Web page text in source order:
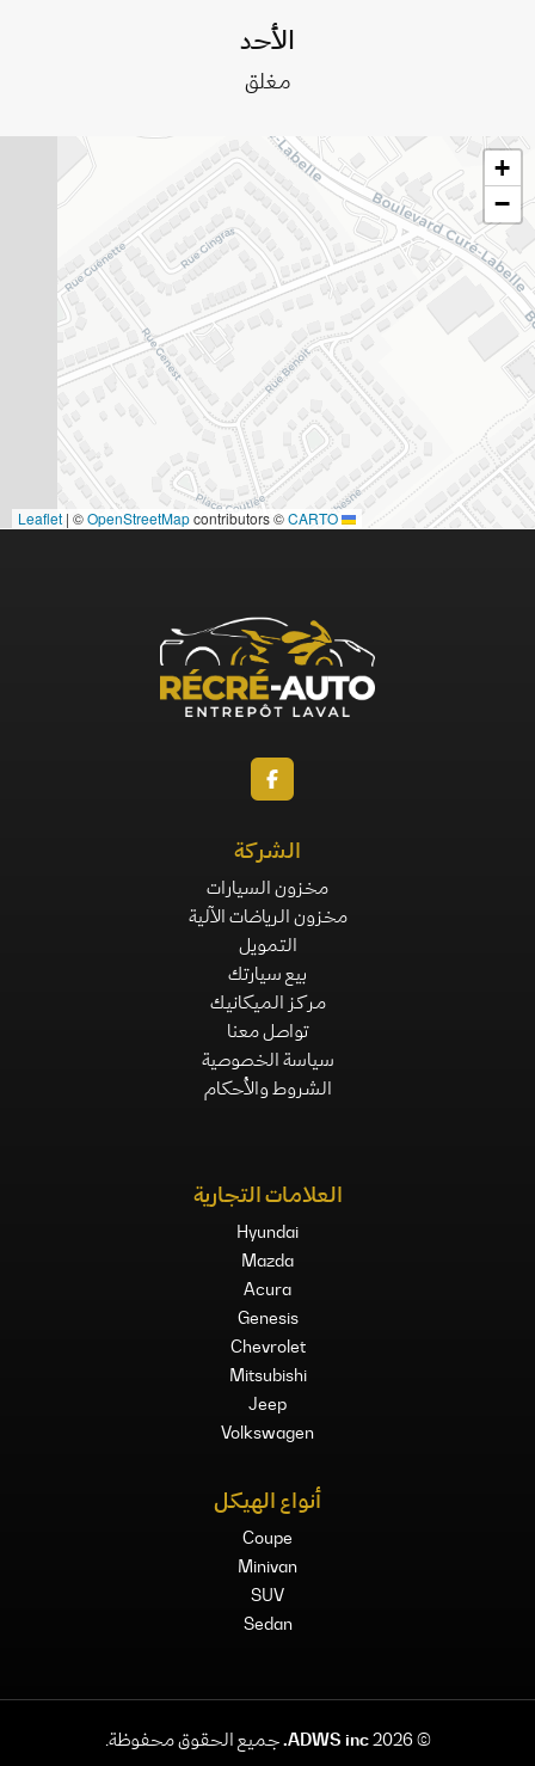
الأحد
مغلق
+
−
| ©OpenStreetMapcontributors ©CARTO
الشركة
مخزون السيارات
مخزون الرياضات الآلية
التمويل
بيع سيارتك
مركز الميكانيك
تواصل معنا
سياسة الخصوصية
الشروط والأحكام
العلامات التجارية
Hyundai
Mazda
Acura
Genesis
Chevrolet
Mitsubishi
Jeep
Volkswagen
أنواع الهيكل
Coupe
Minivan
SUV
Sedan
©
2026
ADWS inc. جميع الحقوق محفوظة.